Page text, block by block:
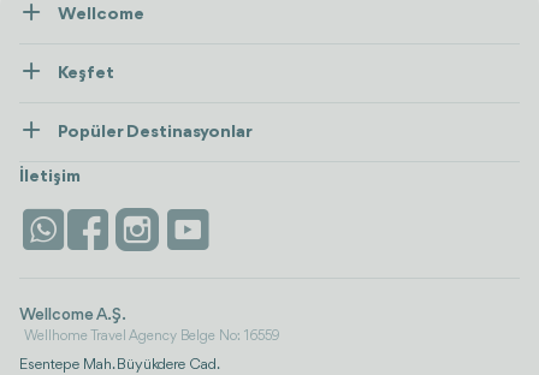
Wellcome
İletişim
Keşfet
Wellness
Konaklama
Life Platform
Popüler Destinasyonlar
Tümünü Gör
İstanbul
İletişim
Wellcome A.Ş.
Wellhome Travel Agency Belge No: 16559
Esentepe Mah. Büyükdere Cad.